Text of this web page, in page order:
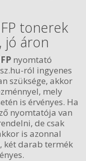
tonerek
jó áron
nyomtató
ról ingyenes
szüksége, akkor
mely
is érvényes. Ha
nyomtatója van
de csak
is azonnal
két darab termék